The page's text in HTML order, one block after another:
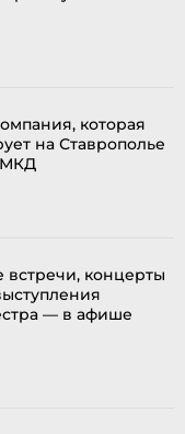
которая
на Ставрополье
МКД
встречи, концерты
— в афише